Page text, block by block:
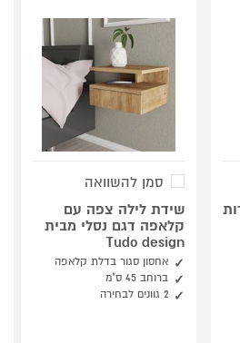
מגירות
סמן להשוואה
שידת לילה צפה עם
קלאפה דגם נסלי מבית
Tudo design
אחסון סגור בדלת קלאפה
ברוחב 45 ס"מ
2 גוונים לבחירה